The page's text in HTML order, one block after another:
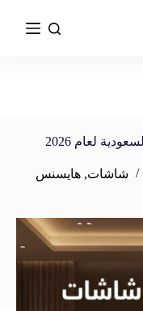
لعام 2026
شاشات, هايسنس